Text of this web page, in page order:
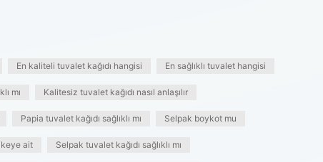
En kaliteli tuvalet kağıdı hangisi En sağlıklı tuvalet hangisi
mı Kalitesiz tuvalet kağıdı nasıl anlaşılır
Papia tuvalet kağıdı sağlıklı mı Selpak boykot mu
ait Selpak tuvalet kağıdı sağlıklı mı